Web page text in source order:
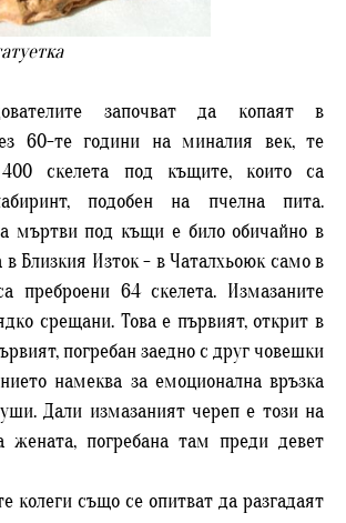
започват да копаят в
60-те години на миналия век, те
скелета под къщите, които са
подобен на пчелна пита.
мъртви под къщи е било обичайно в
Близкия Изток - в Чаталхьоюк само в
преброени 64 скелета. Измазаните
срещани. Това е първият, открит в
погребан заедно с друг човешки
намеква за емоционална връзка
Дали измазаният череп е този на
жената, погребана там преди девет
колеги също се опитват да разгадаят